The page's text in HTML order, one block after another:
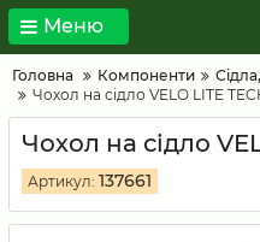
Меню
Головна Компоненти
Чохол на сідло VELO LITE
Чохол на сідло
Артикул: 137661